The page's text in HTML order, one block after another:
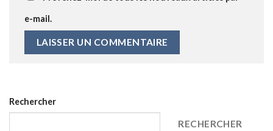
e-mail.
Rechercher
RECHERCHER